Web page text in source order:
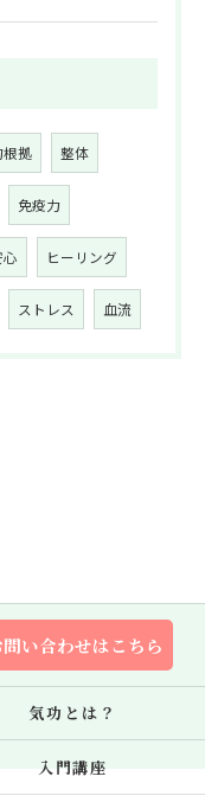
根拠 整体
免疫力
心 ヒーリング
ストレス 血流
問い合わせはこちら
気功とは？
入門講座